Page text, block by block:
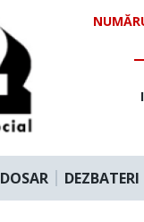
DOSAR DEZBATERI